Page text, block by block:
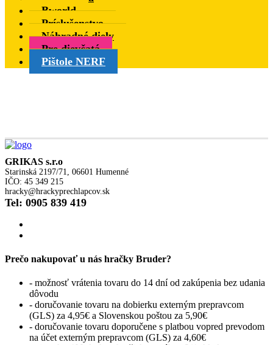
Bworld
Príslušenstvo
Náhradné diely
Pre dievčatá
Pištole NERF
GRIKAS s.r.o
Starinská 2197/71, 06601 Humenné
IČO: 45 349 215
hracky@hrackyprechlapcov.sk
Tel: 0905 839 419
Prečo nakupovať u nás hračky Bruder?
- možnosť vrátenia tovaru do 14 dní od zakúpenia bez udania
dôvodu
- doručovanie tovaru na dobierku externým prepravcom
(GLS) za 4,95€ a Slovenskou poštou za 5,90€
- doručovanie tovaru doporučene s platbou vopred prevodom
na účet externým prepravcom (GLS) za 4,60€